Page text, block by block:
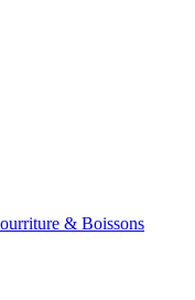
& Boissons